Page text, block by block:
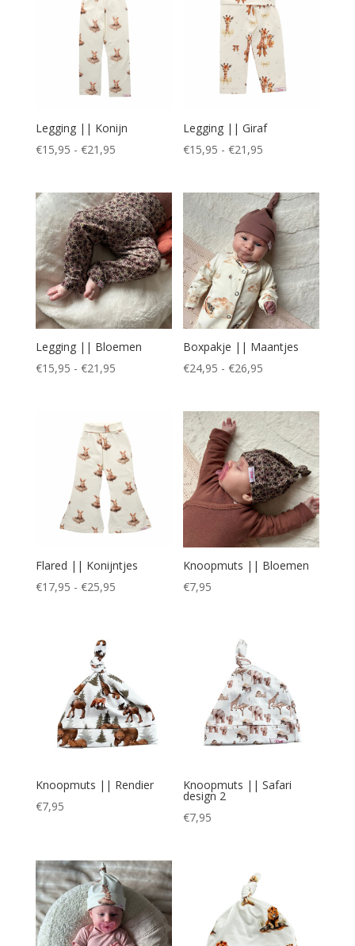
Legging || Konijn
€15,95 - €21,95Prijsklasse:
tot
€21,95
Legging || Giraf
€15,95 - €21,95
tot
€21,95
Legging || Bloemen
€15,95 - €21,95Prijsklasse:
€21,95
Boxpakje || Maantjes
€24,95 - €26,95
tot
€26,95
Flared || Konijntjes
€17,95 - €25,95Prijsklasse:
Knoopmuts || Bloemen
€7,95
Knoopmuts || Rendier
€7,95
Knoopmuts || Safari
design 2
€7,95